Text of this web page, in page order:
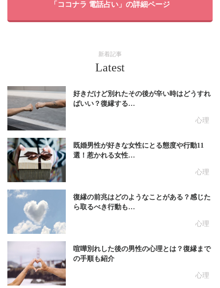
「ココナラ 電話占い」の詳細ページ
新着記事
Latest
心理
好きだけど別れたその後が辛い時はどうすれ
ばいい？復縁する…
心理
既婚男性が好きな女性にとる態度や行動11
選！惹かれる女性…
心理
復縁の前兆はどのようなことがある？感じた
ら取るべき行動も…
心理
喧嘩別れした後の男性の心理とは？復縁まで
の手順も紹介